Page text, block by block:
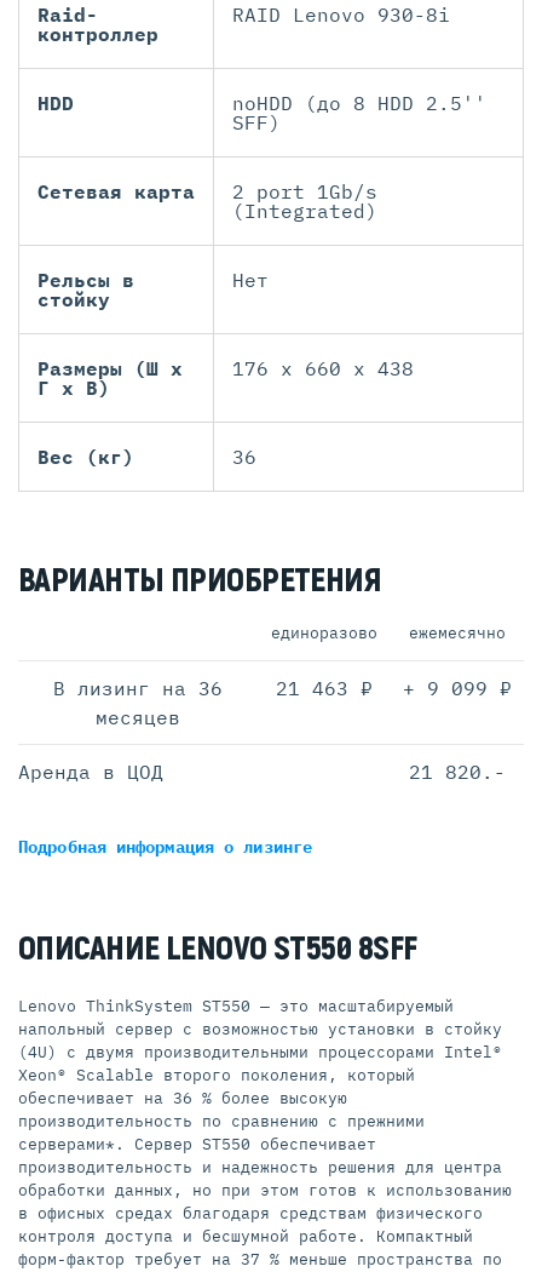
Raid-
контроллер
RAID Lenovo 930-8i
HDD
noHDD (до 8 HDD 2.5''
SFF)
Сетевая карта
2 port 1Gb/s
(Integrated)
Рельсы в
стойку
Нет
Размеры (Ш х
Г х В)
176 x 660 x 438
Вес (кг) 36
ВАРИАНТЫ ПРИОБРЕТЕНИЯ
единоразово ежемесячно
В лизинг на 36
месяцев
21 463 ₽ + 9 099 ₽
Аренда в ЦОД 21 820.-
Подробная информацияо лизинге
ОПИСАНИЕ LENOVO ST550 8SFF
Lenovo ThinkSystem ST550 — это масштабируемый
напольный сервер с возможностью установки в стойку
(4U) с двумя производительными процессорами Intel®
Xeon® Scalable второго поколения, который
обеспечивает на 36 % более высокую
производительность по сравнению с прежними
серверами*. Сервер ST550 обеспечивает
производительность и надежность решения для центра
обработки данных, но при этом готов к использованию
в офисных средах благодаря средствам физического
контроля доступа и бесшумной работе. Компактный
форм-фактор требует на 37 % меньше пространства по